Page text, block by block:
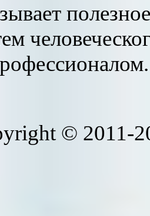
© 2011-